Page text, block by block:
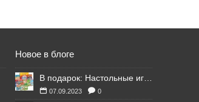
Новое в блоге
07.09.2023 0